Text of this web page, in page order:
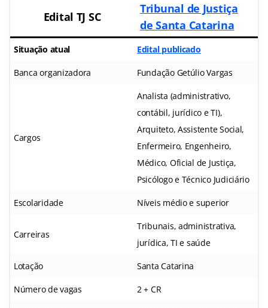
Edital TJ SC
Tribunal de Justiça
de Santa Catarina
Situação atual Edital publicado
Banca organizadora Fundação Getúlio Vargas
Cargos
Analista (administrativo,
contábil, jurídico e TI),
Arquiteto, Assistente Social,
Enfermeiro, Engenheiro,
Médico, Oficial de Justiça,
Psicólogo e Técnico Judiciário
Escolaridade Níveis médio e superior
Carreiras
Tribunais, administrativa,
jurídica, TI e saúde
Lotação Santa Catarina
Número de vagas 2 + CR